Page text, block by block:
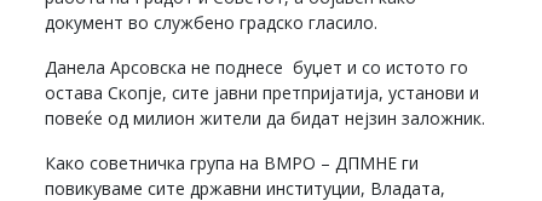
документ во службено градско гласило.
Данела Арсовска не поднесе буџет и со истото го
остава Скопје, сите јавни претпријатија, установи и
повеќе од милион жители да бидат нејзин заложник.
Како советничка група на ВМРО – ДПМНЕ ги
повикуваме сите државни институции, Владата,